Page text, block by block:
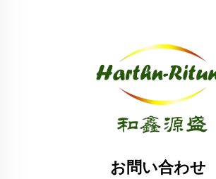
お問い合わせ